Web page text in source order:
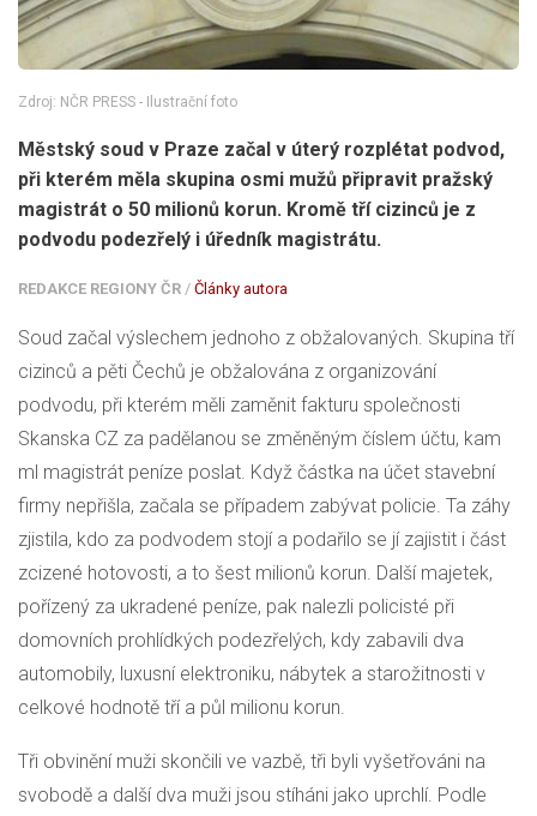
Zdroj: NČR PRESS - Ilustrační foto
Městský soud v Praze začal v úterý rozplétat podvod,
při kterém měla skupina osmi mužů připravit pražský
magistrát o 50 milionů korun. Kromě tří cizinců je z
podvodu podezřelý i úředník magistrátu.
REDAKCE REGIONY ČR / Články autora
Soud začal výslechem jednoho z obžalovaných. Skupina tří
cizinců a pěti Čechů je obžalována z organizování
podvodu, při kterém měli zaměnit fakturu společnosti
Skanska CZ za padělanou se změněným číslem účtu, kam
ml magistrát peníze poslat. Když částka na účet stavební
firmy nepřišla, začala se případem zabývat policie. Ta záhy
zjistila, kdo za podvodem stojí a podařilo se jí zajistit i část
zcizené hotovosti, a to šest milionů korun. Další majetek,
pořízený za ukradené peníze, pak nalezli policisté při
domovních prohlídkých podezřelých, kdy zabavili dva
automobily, luxusní elektroniku, nábytek a starožitnosti v
celkové hodnotě tří a půl milionu korun.
Tři obvinění muži skončili ve vazbě, tři byli vyšetřováni na
svobodě a další dva muži jsou stíháni jako uprchlí. Podle